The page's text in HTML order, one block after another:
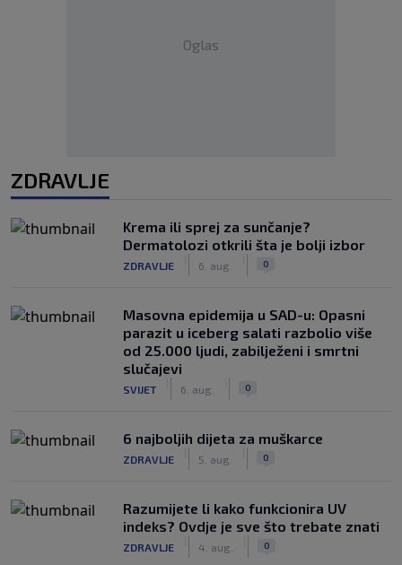
Oglas
ZDRAVLJE
Krema ili sprej za sunčanje?
Dermatolozi otkrili šta je bolji izbor
ZDRAVLJE 6. aug. 0
Masovna epidemija u SAD-u: Opasni
parazit u iceberg salati razbolio više
od 25.000 ljudi, zabilježeni i smrtni
slučajevi
SVIJET 6. aug. 0
6 najboljih dijeta za muškarce
ZDRAVLJE 5. aug. 0
Razumijete li kako funkcionira UV
indeks? Ovdje je sve što trebate znati
ZDRAVLJE 4. aug. 0